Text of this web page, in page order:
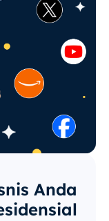
Anda